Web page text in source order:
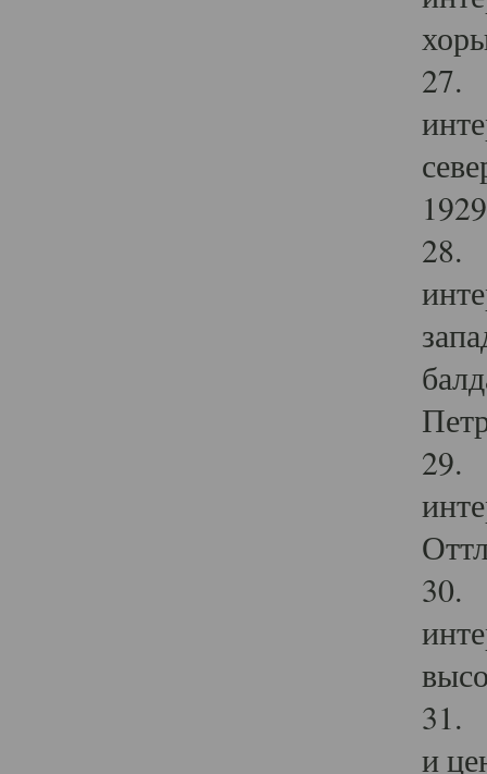
27.
28.
29.
30.
31.
и